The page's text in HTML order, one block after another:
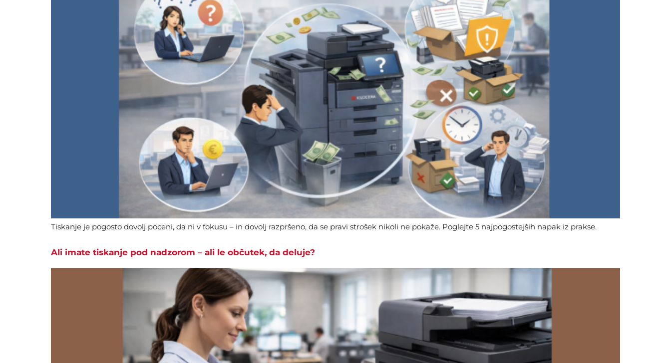
Tiskanje je pogosto dovolj poceni, da ni v fokusu – in dovolj razpršeno, da se pravi strošek nikoli ne pokaže. Poglejte 5 najpogostejših napak iz prakse.
Ali imate tiskanje pod nadzorom – ali le občutek, da deluje?